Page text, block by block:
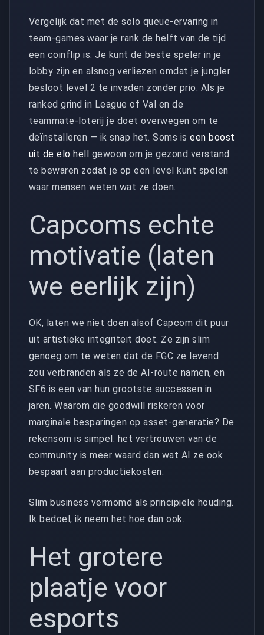
Vergelijk dat met de solo queue-ervaring in
team-games waar je rank de helft van de tijd
een coinflip is. Je kunt de beste speler in je
lobby zijn en alsnog verliezen omdat je jungler
besloot level 2 te invaden zonder prio. Als je
ranked grind in League of Val en de
teammate-loterij je doet overwegen om te
deïnstalleren — ik snap het. Soms iseen boost
uit de elo hell gewoon om je gezond verstand
te bewaren zodat je op een level kunt spelen
waar mensen weten wat ze doen.
Capcoms echte
motivatie (laten
we eerlijk zijn)
OK, laten we niet doen alsof Capcom dit puur
uit artistieke integriteit doet. Ze zijn slim
genoeg om te weten dat de FGC ze levend
zou verbranden als ze de AI-route namen, en
SF6 is een van hun grootste successen in
jaren. Waarom die goodwill riskeren voor
marginale besparingen op asset-generatie? De
rekensom is simpel: het vertrouwen van de
community is meer waard dan wat AI ze ook
bespaart aan productiekosten.
Slim business vermomd als principiële houding.
Ik bedoel, ik neem het hoe dan ook.
Het grotere
plaatje voor
esports